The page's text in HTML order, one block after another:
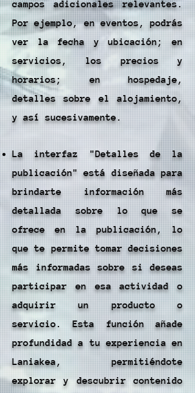
campos adicionales relevantes.
Por ejemplo, en eventos, podrás
ver la fecha y ubicación; en
servicios, los precios y
horarios; en hospedaje,
detalles sobre el alojamiento,
y así sucesivamente.
​La interfaz "Detalles de la
publicación" está diseñada para
brindarte información más
detallada sobre lo que se
ofrece en la publicación, lo
que te permite tomar decisiones
más informadas sobre si deseas
participar en esa actividad o
adquirir un producto o
servicio. Esta función añade
profundidad a tu experiencia en
Laniakea, permitiéndote
explorar y descubrir contenido